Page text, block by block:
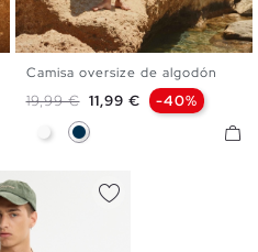
XL
Camisa oversize de algodón
Precio base
19,99 € Precio
11,99 € -40%
BlancoAzul Marino